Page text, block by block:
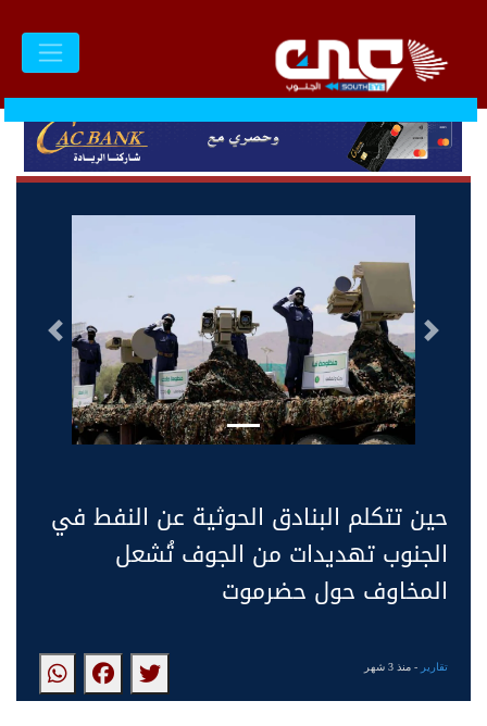
التالى السابق
حين تتكلم البنادق الحوثية عن النفط في
الجنوب تهديدات من الجوف تُشعل
المخاوف حول حضرموت
تقارير - منذ 3 شهر